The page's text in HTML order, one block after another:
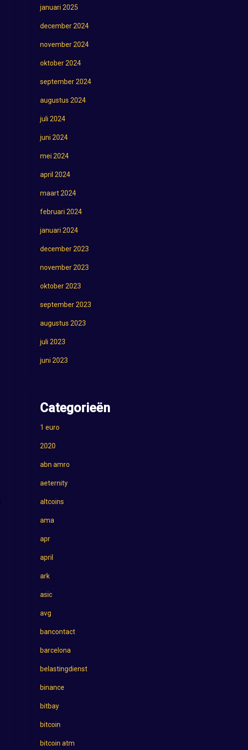
januari 2025
december 2024
november 2024
oktober 2024
september 2024
augustus 2024
juli 2024
juni 2024
mei 2024
april 2024
maart 2024
februari 2024
januari 2024
december 2023
november 2023
oktober 2023
september 2023
augustus 2023
juli 2023
juni 2023
Categorieën
1 euro
2020
abn amro
aeternity
altcoins
ama
apr
april
ark
asic
avg
bancontact
barcelona
belastingdienst
binance
bitbay
bitcoin
bitcoin atm